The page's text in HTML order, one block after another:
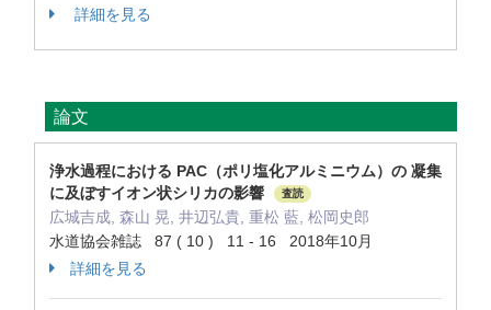
詳細を見る
論文
浄水過程における PAC（ポリ塩化アルミニウム）の 凝集
に及ぼすイオン状シリカの影響
査読
広城吉成, 森山 晃, 井辺弘貴, 重松 藍, 松岡史郎
水道協会雑誌 87 ( 10 ) 11 - 16 2018年10月
詳細を見る